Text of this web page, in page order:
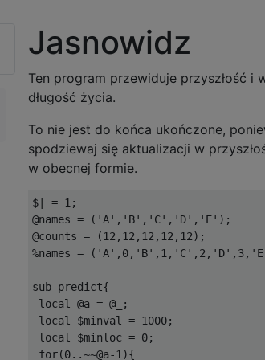
Jasnowidz
Ten program przewiduje przyszłość i
długość życia.
To nie jest do końca ukończone,
spodziewaj się aktualizacji w
w obecnej formie.
$| = 1;
@names = ('A','B','C','D','E');
@counts = (12,12,12,12,12);
%names =
sub predict{
local @a = @_;
local $minval = 1000;
local $minloc = 0;
for(0..~~@a-1){